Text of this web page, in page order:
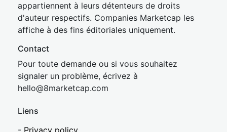
appartiennent à leurs détenteurs de droits
d'auteur respectifs. Companies Marketcap les
affiche à des fins éditoriales uniquement.
Contact
Pour toute demande ou si vous souhaitez
signaler un problème, écrivez à
hello@8marketcap.com
Liens
- Privacy policy